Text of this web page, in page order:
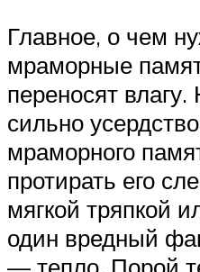
Главное, о чем
мраморные
переносят влагу.
сильно
мраморного
протирать его
мягкой тряпкой
один вредный